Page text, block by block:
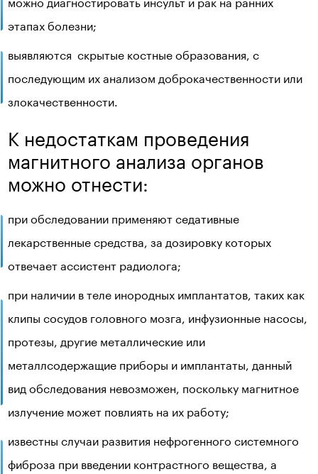
этапах болезни;
выявляются скрытые костные образования, с
последующим их анализом доброкачественности или
злокачественности.
К недостаткам проведения
магнитного анализа органов
можно отнести:
при обследовании применяют седативные
лекарственные средства, за дозировку которых
отвечает ассистент радиолога;
при наличии в теле инородных имплантатов, таких как
клипы сосудов головного мозга, инфузионные насосы,
протезы, другие металлические или
металлсодержащие приборы и имплантаты, данный
вид обследования невозможен, поскольку магнитное
излучение может повлиять на их работу;
известны случаи развития нефрогенного системного
фиброза при введении контрастного вещества, а